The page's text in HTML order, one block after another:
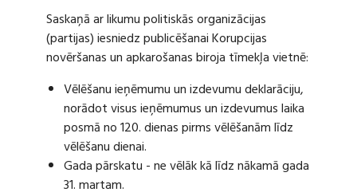
Saskaņā ar likumu politiskās organizācijas
(partijas) iesniedz publicēšanai Korupcijas
novēršanas un apkarošanas biroja tīmekļa vietnē:
Vēlēšanu ieņēmumu un izdevumu deklarāciju,
norādot visus ieņēmumus un izdevumus laika
posmā no 120. dienas pirms vēlēšanām līdz
vēlēšanu dienai.
Gada pārskatu - ne vēlāk kā līdz nākamā gada
31. martam.